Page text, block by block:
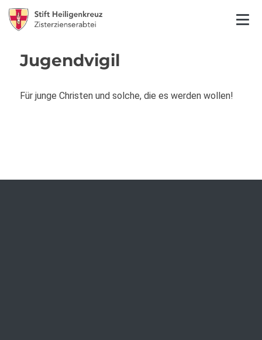
Jugendvigil
Für junge Christen und solche, die es werden wollen!